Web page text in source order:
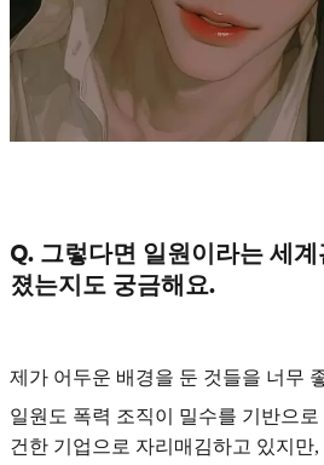
Q. 그렇다면 일원이라는 세
졌는지도 궁금해요.
제가 어두운 배경을 둔 것들을 너무
일원도 폭력 조직이 밀수를 기반으
건한 기업으로 자리매김하고 있지만